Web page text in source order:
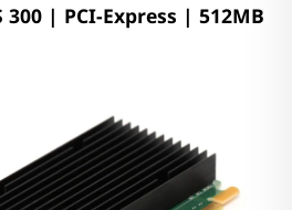
300 | PCI-Express | 512MB